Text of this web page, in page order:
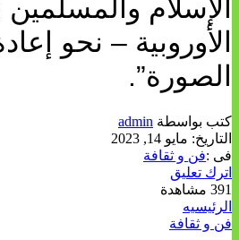
الإسلام
الأوروبية – نحو
الصورة”.
كتب بواسطة admin
التاريخ: مايو 14, 2023
فى :فن و ثقافة
اترك تعليق
391 مشاهدة
الرئيسيه
فن و ثقافة